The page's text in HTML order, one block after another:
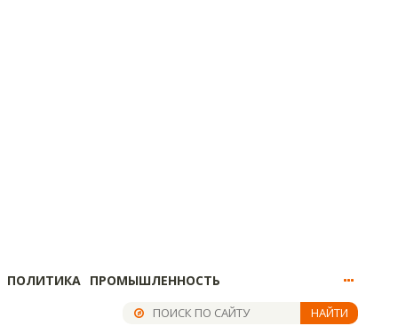
ПОЛИТИКА ПРОМЫШЛЕННОСТЬ
НАЙТИ